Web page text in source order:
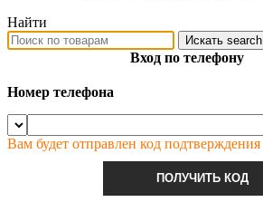
Найти
Искать search
Вход по телефону
Номер телефона
Вам будет отправлен код подтверждения
ПОЛУЧИТЬ КОД